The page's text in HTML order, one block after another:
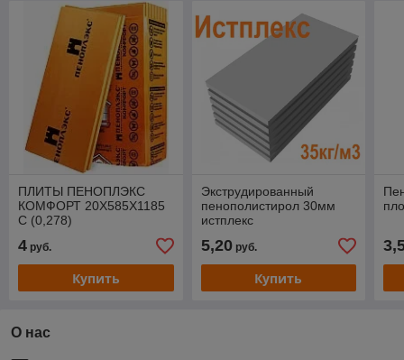
ПЛИТЫ ПЕНОПЛЭКС
КОМФОРТ 20Х585Х1185
С (0,278)
4 руб.
Купить
Экструдированный
пенополистирол 30мм
истплекс
5,20руб.
Купить
О нас